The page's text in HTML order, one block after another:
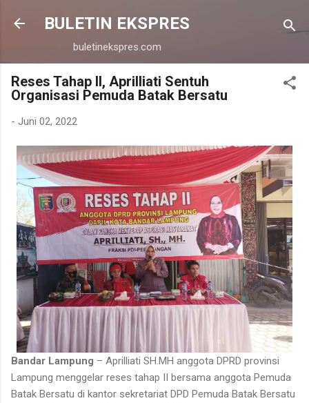
Langsung ke konten utama
BULETIN EKSPRES
buletinekspres.com
Reses Tahap II, Aprilliati Sentuh
Organisasi Pemuda Batak Bersatu
- Juni 02, 2022
Bandar Lampung – Aprilliati SH.MH anggota DPRD provinsi
Lampung menggelar reses tahap II bersama anggota Pemuda
Batak Bersatu di kantor sekretariat DPD Pemuda Batak Bersatu